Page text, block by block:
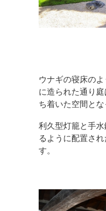
ウナギの寝床の
に造られた通り
ち着いた空間とな
利久型灯籠と手
るように配置さ
す。